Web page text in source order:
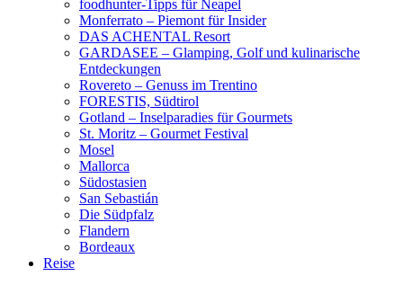
foodhunter-Tipps für Neapel
Monferrato – Piemont für Insider
DAS ACHENTAL Resort
GARDASEE – Glamping, Golf und kulinarische
Entdeckungen
Rovereto – Genuss im Trentino
FORESTIS, Südtirol
Gotland – Inselparadies für Gourmets
St. Moritz – Gourmet Festival
Mosel
Mallorca
Südostasien
San Sebastián
Die Südpfalz
Flandern
Bordeaux
Reise